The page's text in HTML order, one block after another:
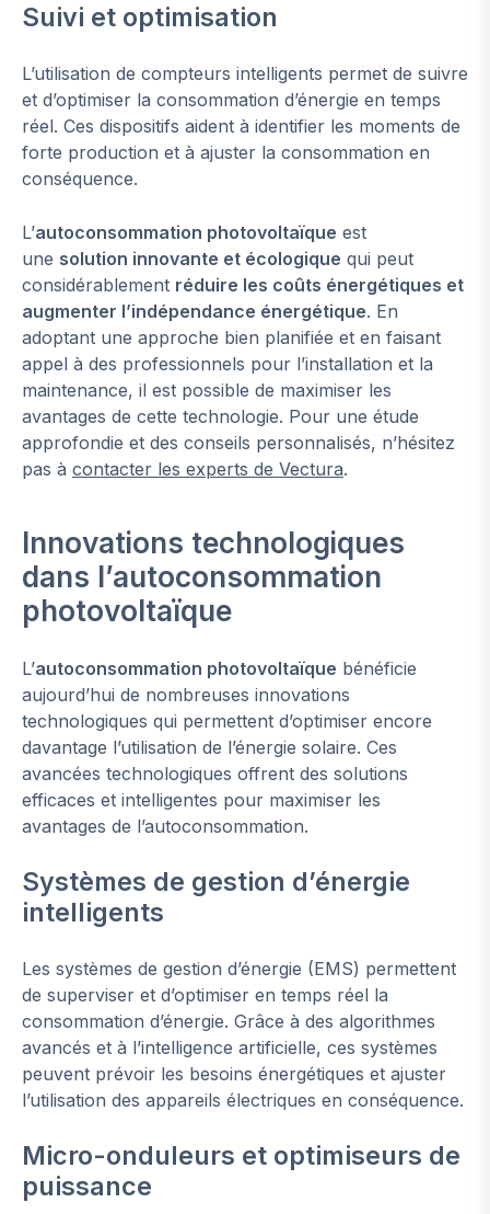
Suivi et optimisation
L’utilisation de compteurs intelligents permet de suivre
et d’optimiser la consommation d’énergie en temps
réel. Ces dispositifs aident à identifier les moments de
forte production et à ajuster la consommation en
conséquence.
L’autoconsommation photovoltaïque est
une solution innovante et écologique qui peut
considérablement réduire les coûts énergétiques et
augmenter l’indépendance énergétique. En
adoptant une approche bien planifiée et en faisant
appel à des professionnels pour l’installation et la
maintenance, il est possible de maximiser les
avantages de cette technologie. Pour une étude
approfondie et des conseils personnalisés, n’hésitez
pas à contacter les experts de Vectura.
Innovations technologiques
dans l’autoconsommation
photovoltaïque
L’autoconsommation photovoltaïque bénéficie
aujourd’hui de nombreuses innovations
technologiques qui permettent d’optimiser encore
davantage l’utilisation de l’énergie solaire. Ces
avancées technologiques offrent des solutions
efficaces et intelligentes pour maximiser les
avantages de l’autoconsommation.
Systèmes de gestion d’énergie
intelligents
Les systèmes de gestion d’énergie (EMS) permettent
de superviser et d’optimiser en temps réel la
consommation d’énergie. Grâce à des algorithmes
avancés et à l’intelligence artificielle, ces systèmes
peuvent prévoir les besoins énergétiques et ajuster
l’utilisation des appareils électriques en conséquence.
Micro-onduleurs et optimiseurs de
puissance